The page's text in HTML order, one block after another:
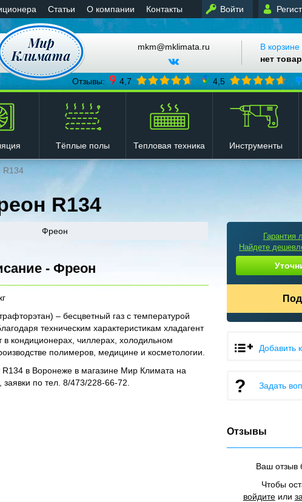
Войти
Статьи О компании Контакты
mkm@mklimata.ru
В корзине
нет
Отзывы: 4,7 4,5
Тёплые полы Тепловая техника Инструменты
R134
R134
Гарантия
Найдете
Добавить
Задать
Фреон
- Фреон
– бесцветный газ с температурой
техническим характеристикам хладагент
в кондиционерах, чиллерах, холодильном
полимеров, медицине и косметологии.
R134 в Воронеже в магазине Мир Климата на
заявки по тел. 8/473/228-66-72.
Отзывы
Ваш отзыв
Чтобы
войдитеили